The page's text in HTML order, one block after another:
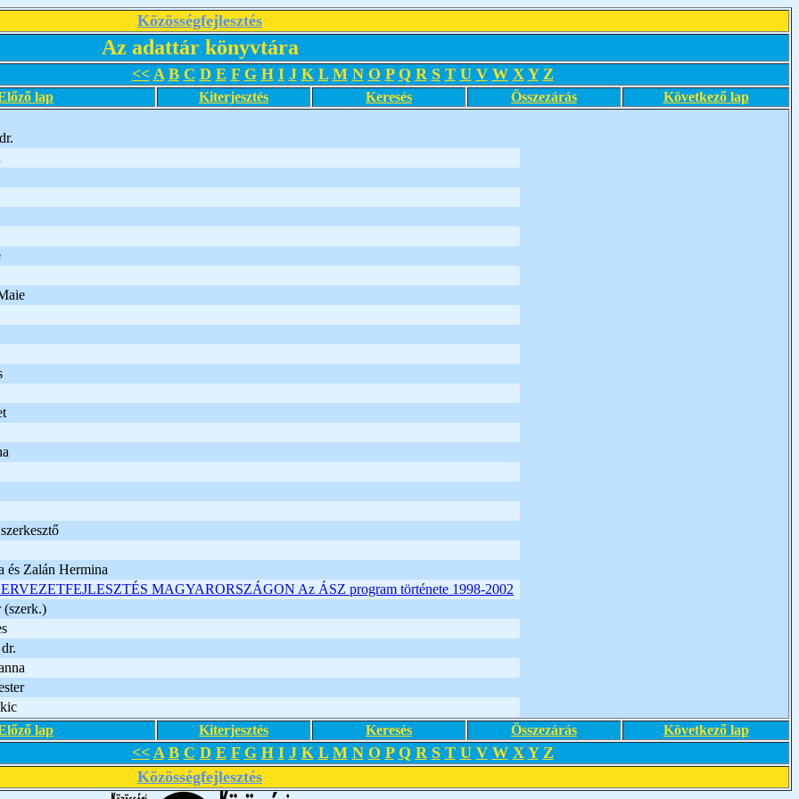
Közösségfejlesztés
Az adattár könyvtára
<< A B C D E F G H I J K L M N O P Q R S T U V W X Y Z
lap Kiterjesztés Keresés Összezárás Következő lap
és Zalán Hermina
MAGYARORSZÁGON Az ÁSZ program története 1998-2002
lap
Kiterjesztés Keresés Összezárás Következő lap
<< A B C D E F G H I J K L M N O P Q R S T U V W X Y Z
Közösségfejlesztés